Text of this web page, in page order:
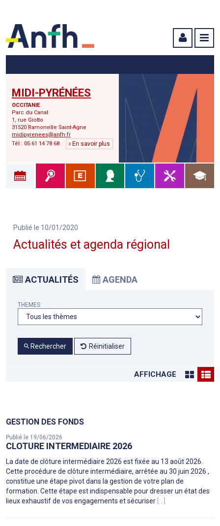
MIDI-PYRÉNÉES
OCCITANIE
Parc du Canal
1, rue Giotto
31520 Ramonville Saint-Agne
midipyrenees@anfh.fr
Tél : 05 61 14 78 68
En savoir plus
Publié le 10/01/2020
Actualités et agenda régional
ACTUALITÉS AGENDA
THEMES
Rechercher Réinitialiser
AFFICHAGE
GESTION DES FONDS
Publié le 19/06/2026
CLOTURE INTERMEDIAIRE 2026
La date de clôture intermédiaire 2026 est fixée au 13 août 2026.
Cette procédure de clôture intermédiaire, arrêtée au 30 juin 2026 ,
constitue une étape pivot dans la gestion de votre plan de
formation. Cette étape est indispensable pour dresser un état des
lieux exhaustif de vos engagements et sécuriser [...]